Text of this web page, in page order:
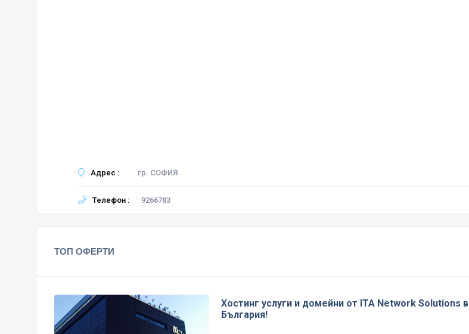
Адрес : гр. СОФИЯ
Телефон : 9266783
ТОП ОФЕРТИ
Хостинг услуги и домейни от ITA Network Solutions в
България!